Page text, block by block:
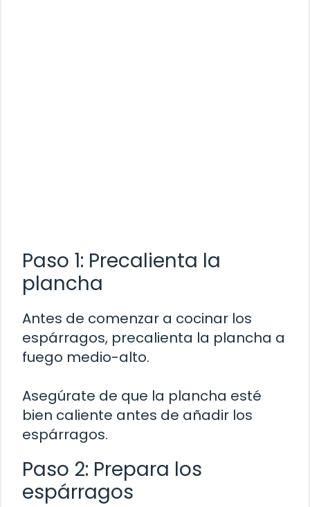
Paso 1: Precalienta la
plancha
Antes de comenzar a cocinar los
espárragos, precalienta la plancha a
fuego medio-alto.
Asegúrate de que la plancha esté
bien caliente antes de añadir los
espárragos.
Paso 2: Prepara los
espárragos